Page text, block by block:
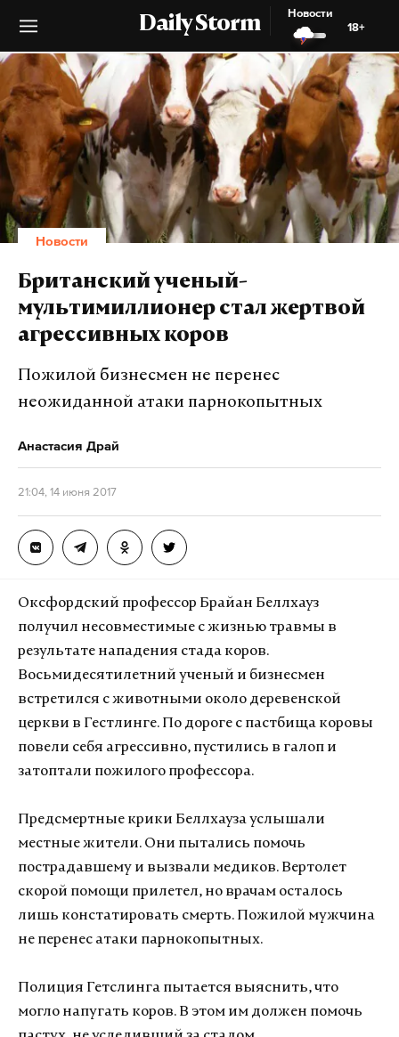
Daily Storm
Новости
18+
Новости
Британский ученый-
мультимиллионер стал жертвой
агрессивных коров
Пожилой бизнесмен не перенес
неожиданной атаки парнокопытных
Анастасия Драй
21:04, 14 июня 2017
Оксфордский профессор Брайан Беллхауз
получил несовместимые с жизнью травмы в
результате нападения стада коров.
Восьмидесятилетний ученый и бизнесмен
встретился с животными около деревенской
церкви в Гестлинге. По дороге с пастбища коровы
повели себя агрессивно, пустились в галоп и
затоптали пожилого профессора.
Предсмертные крики Беллхауза услышали
местные жители. Они пытались помочь
пострадавшему и вызвали медиков. Вертолет
скорой помощи прилетел, но врачам осталось
лишь констатировать смерть. Пожилой мужчина
не перенес атаки парнокопытных.
Полиция Гетслинга пытается выяснить, что
могло напугать коров. В этом им должен помочь